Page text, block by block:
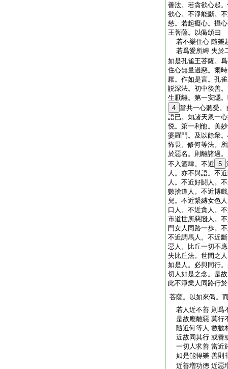
善法。若貪欲心起
欲心。不淨能斷。
慈。若起癡心。攝
王菩薩。以偈頌曰
若不樂住心 隨樂
若爲愛所縛 失於
如是孔雀王菩薩。
住心無量過惡。爾
厭。作如是言。孔
説深法。初中後善
生厭離。第一安隱
4 當共一心聽受
語已。知諸天衆一
悦。第一利他。美
婆羅門。及以餘衆
怖畏。修何等法。
於惡名。則離諸過
不入酒肆。不近 5
人。亦不與語。不
人。不近好鬪人。
數捨道人。不近博
兒。不近繋縛女色
口人。不近貪人。
市道世所惡賤人。
門女人同路一歩。
不近調馬人。不近
惡人。比丘一切不
失比丘法。世間之
如是人。必與同行
切人如是之念。是
此不淨業人同路行
菩薩。以如來偈。
若人近不善 則爲
是故應離惡 莫行
隨近何等人 數數
近故同其行 或善
一切人求善 當近
如是能得樂 善則
近善増功徳 近惡